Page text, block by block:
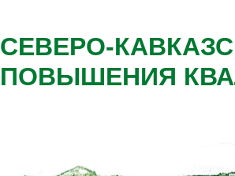
СЕВЕРО-
ПОВЫШЕНИЯ